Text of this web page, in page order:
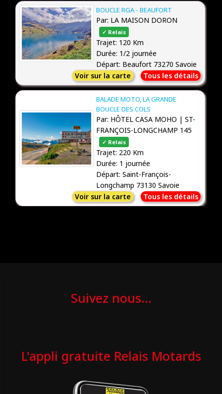
BOUCLE RGA - BEAUFORT
Par: LA MAISON DORON
✓ Relais
Trajet: 120 Km
Durée: 1/2 journée
Départ: Beaufort 73270 Savoie
Voir sur la carte
Tous les détails
BALADE MOTO, LA GRANDE
BOUCLE DES COLS
Par: HÔTEL CASA MOHO | ST-
FRANÇOIS-LONGCHAMP 145
✓ Relais
Trajet: 220 Km
Durée: 1 journée
Départ: Saint-François-
Longchamp 73130 Savoie
Voir sur la carte
Tous les détails
Suivez nous...
L'appli gratuite Relais Motards